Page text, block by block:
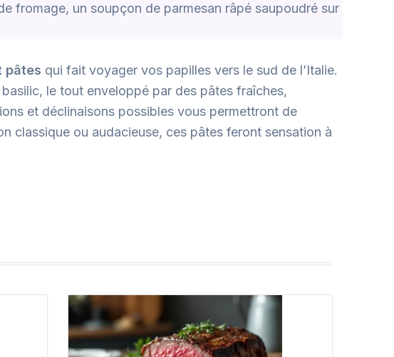
fromage, un soupçon de parmesan râpé saupoudré sur
pâtes qui fait voyager vos papilles vers le sud de l’Italie.
le tout enveloppé par des pâtes fraîches,
et déclinaisons possibles vous permettront de
classique ou audacieuse, ces pâtes feront sensation à